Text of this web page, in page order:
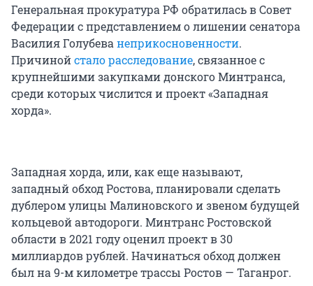
Генеральная прокуратура РФ обратилась в Совет
Федерации с представлением о лишении сенатора
Василия Голубева неприкосновенности.
Причинойстало расследование, связанное с
крупнейшими закупками донского Минтранса,
среди которых числится и проект «Западная
хорда».
Западная хорда, или, как еще называют,
западный обход Ростова, планировали сделать
дублером улицы Малиновского и звеном будущей
кольцевой автодороги. Минтранс Ростовской
области в 2021 году оценил проект в 30
миллиардов рублей. Начинаться обход должен
был на 9-м километре трассы Ростов — Таганрог.